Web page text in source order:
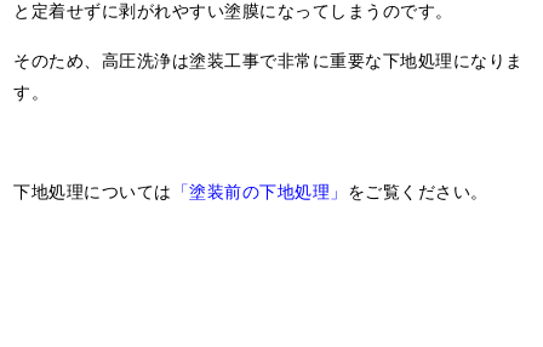
と定着せずに剥がれやすい塗膜になってしまうのです。
そのため、高圧洗浄は塗装工事で非常に重要な下地処理になりま
す。
下地処理については 「塗装前の下地処理」 をご覧ください。